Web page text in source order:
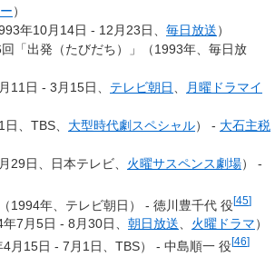
）
年10月14日 - 12月23日、 毎日放送）
「出発（たびだち）」（1993年、毎日放
11日 - 3月15日、 テレビ朝日
月曜ドラマイ
日、TBS、 大型時代劇スペシャル） - 大石主税
29日、日本テレビ、 火曜サスペンス劇場） -
1994年、テレビ朝日） - 徳川豊千代 役[45]
年7月5日 - 8月30日、 朝日放送、 火曜ドラマ）
4月15日 - 7月1日、TBS） - 中島順一 役[46]